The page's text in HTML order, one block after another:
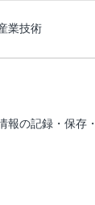
業技術
報の記録・保存・